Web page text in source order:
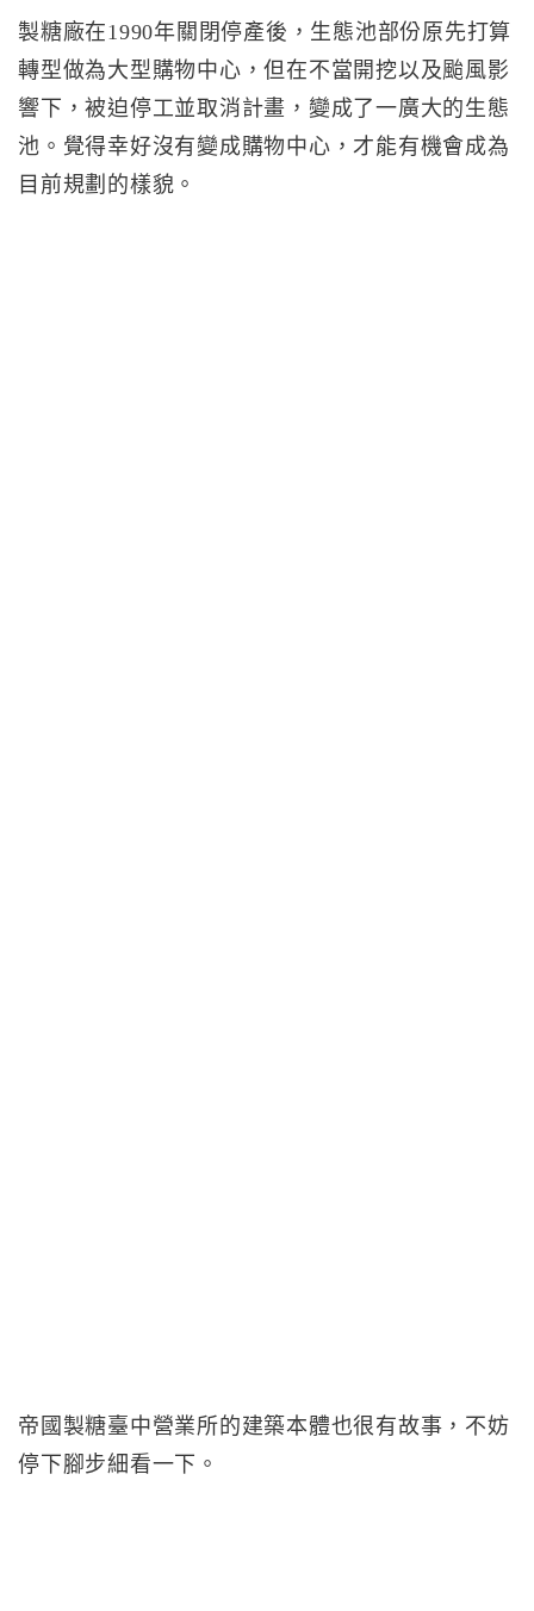
製糖廠在1990年關閉停產後，生態池部份原先打算
轉型做為大型購物中心，但在不當開挖以及颱風影
響下，被迫停工並取消計畫，變成了一廣大的生態
池。覺得幸好沒有變成購物中心，才能有機會成為
目前規劃的樣貌。
帝國製糖臺中營業所的建築本體也很有故事，不妨
停下腳步細看一下。